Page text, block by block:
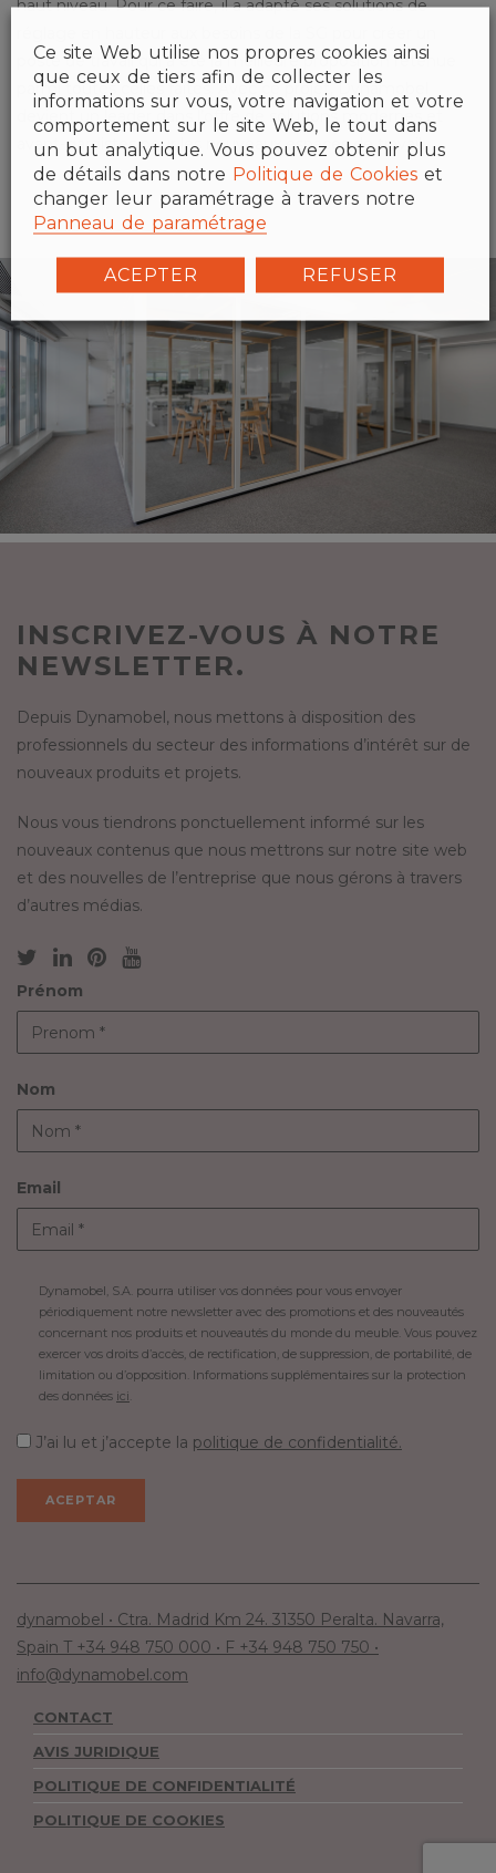
haut niveau. Pour ce faire, il a adapté ses solutions de
poste de travail qui a été la meilleure proposition retenue
parmi toutes celles faites. Avec ce projet, Dynamobel
devient un leader dans l’offre de solutions modernes et
avant-gardistes pour les nouveaux espaces de travail.
INSCRIVEZ-VOUS À NOTRE
NEWSLETTER.
Depuis Dynamobel, nous mettons à disposition des
professionnels du secteur des informations d’intérêt sur de
nouveaux produits et projets.
Nous vous tiendrons ponctuellement informé sur les
nouveaux contenus que nous mettrons sur notre site web
et des nouvelles de l’entreprise que nous gérons à travers
d’autres médias.
Prénom
Nom
Email
Dynamobel, S.A. pourra utiliser vos données pour vous envoyer
périodiquement notre newsletter avec des promotions et des nouveautés
concernant nos produits et nouveautés du monde du meuble. Vous pouvez
exercer vos droits d’accès, de rectification, de suppression, de portabilité, de
limitation ou d’opposition. Informations supplémentaires sur la protection
des données ici
J’ai lu et j’accepte la politique de confidentialité.
dynamobel • Ctra. Madrid Km 24. 31350 Peralta. Navarra,
Spain T +34 948 750 000 • F +34 948 750 750 •
info@dynamobel.com
CONTACT
AVIS JURIDIQUE
POLITIQUE DE CONFIDENTIALITÉ
POLITIQUE DE COOKIES
Ce site Web utilise nos propres cookies ainsi
que ceux de tiers afin de collecter les
informations sur vous, votre navigation et votre
comportement sur le site Web, le tout dans
un but analytique. Vous pouvez obtenir plus
de détails dans notre Politique de Cookies et
changer leur paramétrage à travers notre
Panneau de paramétrage
ACEPTER REFUSER